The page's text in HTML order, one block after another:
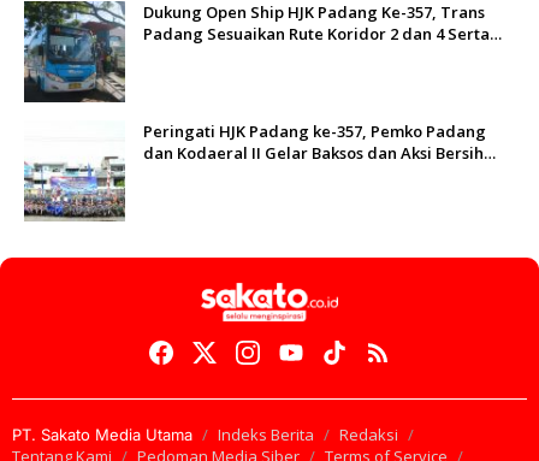
Dukung Open Ship HJK Padang Ke-357, Trans
Padang Sesuaikan Rute Koridor 2 dan 4 Serta
Peringati HJK Padang ke-357, Pemko Padang
dan Kodaeral II Gelar Baksos dan Aksi Bersih
PT. Sakato Media Utama Indeks Berita
Redaksi
Tentang Kami
Pedoman Media Siber Terms of Service